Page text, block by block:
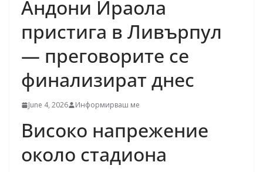
Андони Ираола
пристига в Ливърпул
— преговорите се
финализират днес
June 4, 2026 Информирваш ме
Високо напрежение
около стадиона